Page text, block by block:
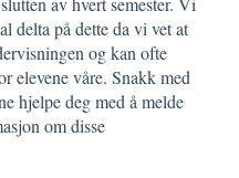
delta på dette da vi vet at
og kan ofte
elevene våre. Snakk med
hjelpe deg med å melde
om disse